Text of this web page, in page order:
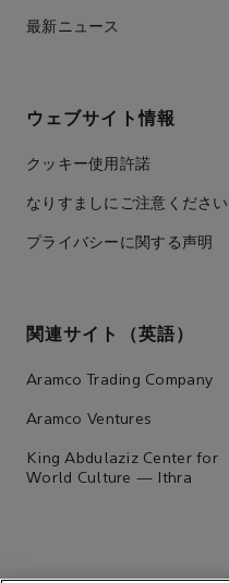
最新ニュース
ウェブサイト情報
クッキー使用許諾
なりすましにご注意ください
プライバシーに関する声明
関連サイト（英語）
Aramco Trading Company
Aramco Ventures
King Abdulaziz Center for
World Culture — Ithra